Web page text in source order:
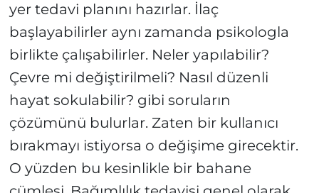
yer tedavi planını hazırlar. İlaç
başlayabilirler aynı zamanda psikologla
birlikte çalışabilirler. Neler yapılabilir?
Çevre mi değiştirilmeli? Nasıl düzenli
hayat sokulabilir? gibi soruların
çözümünü bulurlar. Zaten bir kullanıcı
bırakmayı istiyorsa o değişime girecektir.
O yüzden bu kesinlikle bir bahane